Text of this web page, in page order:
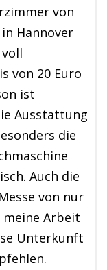
von
Hannover
von 20 Euro
ist
Ausstattung
die
Auch die
von nur
Arbeit
Unterkunft